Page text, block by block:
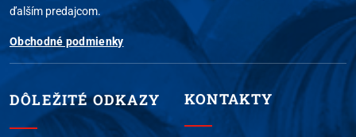
ďalším predajcom.
Obchodné podmienky
DÔLEŽITÉ ODKAZY KONTAKTY